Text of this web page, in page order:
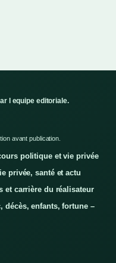
l equipe editoriale.
avant publication.
privée, santé et actu
carrière du réalisateur
décès, enfants, fortune –